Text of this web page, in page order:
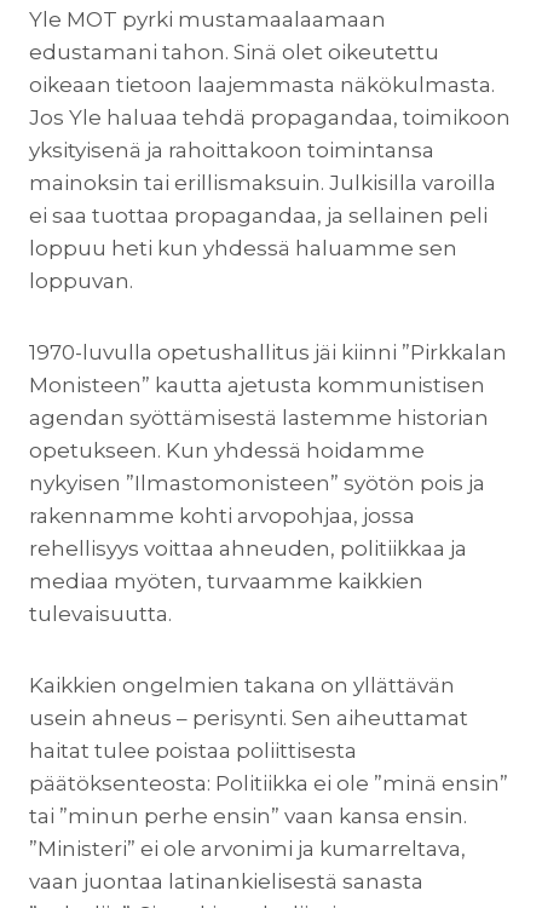
Yle MOT pyrki mustamaalaamaan
edustamani tahon. Sinä olet oikeutettu
oikeaan tietoon laajemmasta näkökulmasta.
Jos Yle haluaa tehdä propagandaa, toimikoon
yksityisenä ja rahoittakoon toimintansa
mainoksin tai erillismaksuin. Julkisilla varoilla
ei saa tuottaa propagandaa, ja sellainen peli
loppuu heti kun yhdessä haluamme sen
loppuvan.
1970-luvulla opetushallitus jäi kiinni ”Pirkkalan
Monisteen” kautta ajetusta kommunistisen
agendan syöttämisestä lastemme historian
opetukseen. Kun yhdessä hoidamme
nykyisen ”Ilmastomonisteen” syötön pois ja
rakennamme kohti arvopohjaa, jossa
rehellisyys voittaa ahneuden, politiikkaa ja
mediaa myöten, turvaamme kaikkien
tulevaisuutta.
Kaikkien ongelmien takana on yllättävän
usein ahneus – perisynti. Sen aiheuttamat
haitat tulee poistaa poliittisesta
päätöksenteosta: Politiikka ei ole ”minä ensin”
tai ”minun perhe ensin” vaan kansa ensin.
”Ministeri” ei ole arvonimi ja kumarreltava,
vaan juontaa latinankielisestä sanasta